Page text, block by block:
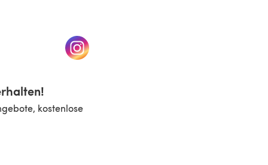
neuen Tab)(öffnet sich in einem neuen Tab)
kostenlose